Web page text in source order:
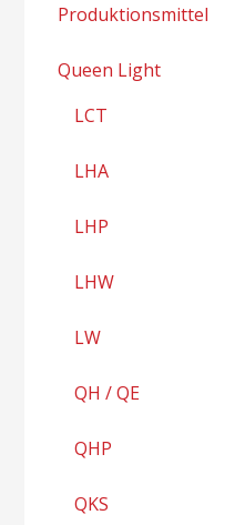
Produktionsmittel
Queen Light
LCT
LHA
LHP
LHW
LW
QH / QE
QHP
QKS